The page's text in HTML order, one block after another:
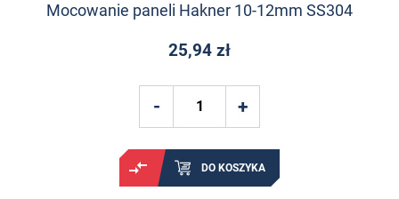
Mocowanie paneli Hakner 10-12mm SS304
25,94 zł
DO KOSZYKA